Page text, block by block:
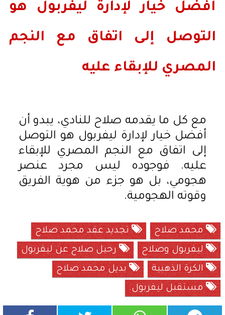
أفضل خيار لإدارة ليفربول هو
التوصل إلى اتفاق مع النجم
المصري للإبقاء عليه
مع كل ما يقدمه صلاح للنادي، يبدو أن
أفضل خيار لإدارة ليفربول هو التوصل
إلى اتفاق مع النجم المصري للإبقاء
عليه. فوجوده ليس مجرد عنصر
هجومي، بل هو جزء من هوية الفريق
وقوته الهجومية.
محمد صلاح
تجديد عقد محمد صلاح
ليفربول وصلاح
رحيل صلاح عن ليفربول
الكرة الذهبية
بديل محمد صلاح
مستقبل ليفربول.